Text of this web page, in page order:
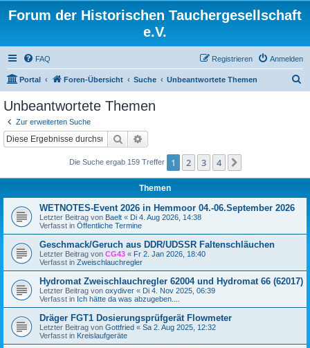
Forum der Historischen Tauchergesellschaft
e.V.
FAQ Anmelden
Registrieren
Portal Foren-Übersicht Suche Unbeantwortete Themen
Unbeantwortete Themen
Zur erweiterten Suche
Suche
Die Suche ergab 159 Treffer 1 2 3 4
Themen
WETNOTES-Event 2026 in Hemmoor 04.-06.September 2026
Letzter Beitrag von Baelt « Di 4. Aug 2026, 14:38
Verfasst in Öffentliche Termine
Geschmack/Geruch aus DDR/UDSSR Faltenschläuchen
Letzter Beitrag von CG43 « Fr 2. Jan 2026, 18:40
Verfasst in Zweischlauchregler
Hydromat Zweischlauchregler 62004 und Hydromat 66 (62017)
Letzter Beitrag von oxydiver « Di 4. Nov 2025, 06:39
Verfasst in Ich hätte da was abzugeben....
Dräger FGT1 Dosierungsprüfgerät Flowmeter
Letzter Beitrag von Gottfried « Sa 2. Aug 2025, 12:32
Verfasst in Kreislaufgeräte